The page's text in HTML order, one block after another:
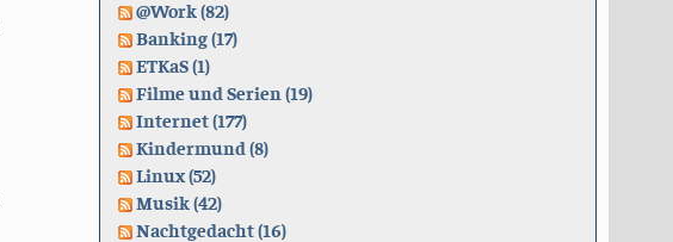
@Work (82)
Banking (17)
ETKaS (1)
Filme und Serien (19)
Internet (177)
Kindermund (8)
Linux (52)
Musik (42)
Nachtgedacht (16)